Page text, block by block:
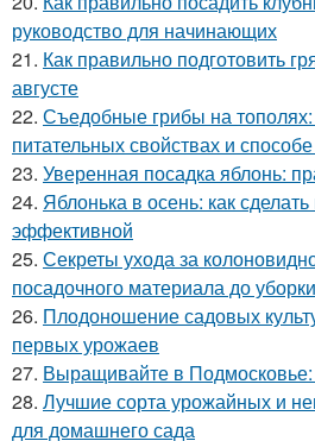
руководство для начинающих
21. Как правильно подготовить
августе
22. Съедобные грибы на тополях:
питательных свойствах и
23. Уверенная посадка яблонь:
24. Яблонька в осень: как
эффективной
25. Секреты ухода за
посадочного материала до
26. Плодоношение садовых
первых урожаев
27. Выращивайте в Подмосковье:
28. Лучшие сорта урожайных и
для домашнего сада